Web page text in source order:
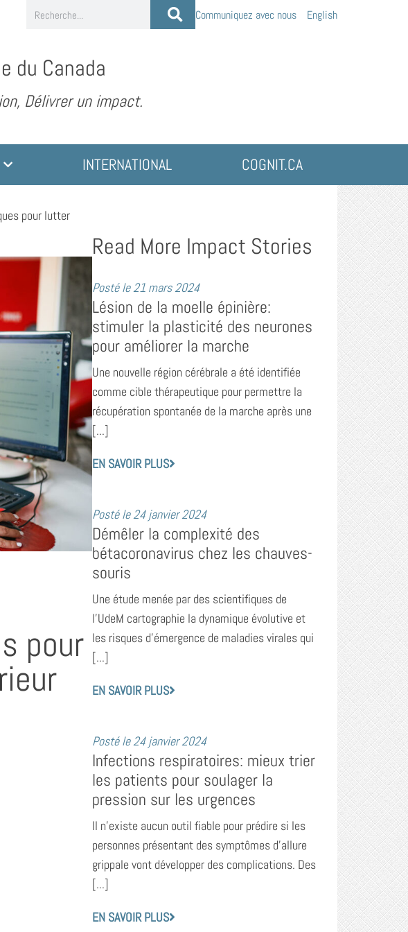
Communiquez avec nous English
du Canada
Délivrer un impact.
INTERNATIONAL COGNIT.CA
pour lutter
pour
Read More Impact Stories
Posté le21 mars 2024
Lésion de la moelle épinière:
stimuler la plasticité des neurones
pour améliorer la marche
Une nouvelle région cérébrale a été identifiée
comme cible thérapeutique pour permettre la
récupération spontanée de la marche après une
[...]
EN SAVOIR PLUS
Posté le24 janvier 2024
Démêler la complexité des
bétacoronavirus chez les chauves-
souris
Une étude menée par des scientifiques de
l’UdeM cartographie la dynamique évolutive et
les risques d’émergence de maladies virales qui
[...]
EN SAVOIR PLUS
Posté le24 janvier 2024
Infections respiratoires: mieux trier
les patients pour soulager la
pression sur les urgences
Il n’existe aucun outil fiable pour prédire si les
personnes présentant des symptômes d’allure
grippale vont développer des complications. Des
[...]
EN SAVOIR PLUS